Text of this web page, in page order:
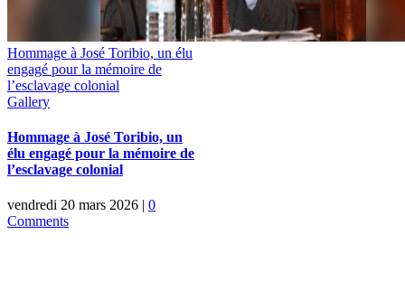
Hommage à José Toribio, un élu
engagé pour la mémoire de
l’esclavage colonial
Gallery
Hommage à José Toribio, un
élu engagé pour la mémoire de
l’esclavage colonial
vendredi 20 mars 2026 | 0
Comments